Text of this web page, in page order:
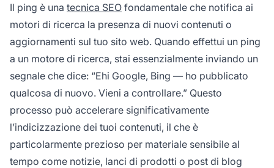
Il ping è una tecnica SEO fondamentale che notifica ai
motori di ricerca la presenza di nuovi contenuti o
aggiornamenti sul tuo sito web. Quando effettui un ping
a un motore di ricerca, stai essenzialmente inviando un
segnale che dice: “Ehi Google, Bing — ho pubblicato
qualcosa di nuovo. Vieni a controllare.” Questo
processo può accelerare significativamente
l’indicizzazione dei tuoi contenuti, il che è
particolarmente prezioso per materiale sensibile al
tempo come notizie, lanci di prodotti o post di blog